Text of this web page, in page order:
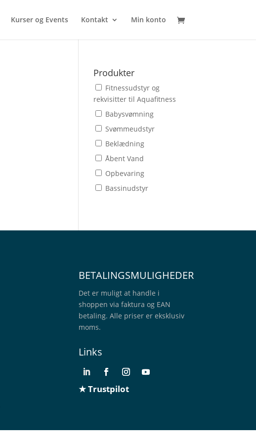
Kurser og Events Kontakt Min konto
Produkter
Fitnessudstyr og
rekvisitter til Aquafitness
Babysvømning
Svømmeudstyr
Beklædning
Åbent Vand
Opbevaring
Bassinudstyr
BETALINGSMULIGHEDER
Det er muligt at handle i
shoppen via faktura og EAN
betaling. Alle priser er eksklusiv
moms.
Links
★ Trustpilot